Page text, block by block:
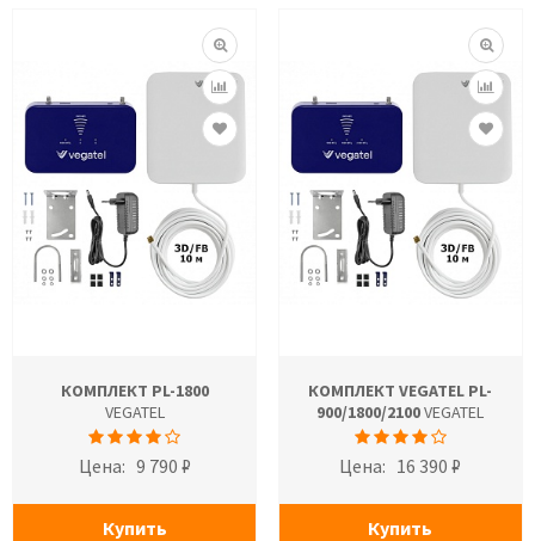
КОМПЛЕКТ PL-1800
VEGATEL
Цена: 9 790 ₽
Купить
КОМПЛЕКТ VEGATEL PL-
900/1800/2100VEGATEL
Цена: 16 390 ₽
Купить